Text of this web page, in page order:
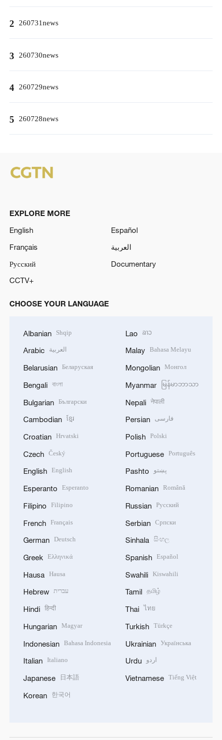
2 260731news
3 260730news
4 260729news
5 260728news
EXPLORE MORE
English
Español
Français
العربية
Русский
Documentary
CCTV+
CHOOSE YOUR LANGUAGE
Albanian Shqip
Arabic العربية
Belarusian Беларуская
Bengali বাংলা
Bulgarian Български
Cambodian ខ្មែរ
Croatian Hrvatski
Czech Český
English English
Esperanto Esperanto
Filipino Filipino
French Français
German Deutsch
Greek Ελληνικά
Hausa Hausa
Hebrew עברית
Hindi हिन्दी
Hungarian Magyar
Indonesian Bahasa Indonesia
Italian Italiano
Japanese 日本語
Korean 한국어
Lao ລາວ
Malay Bahasa Melayu
Mongolian Монгол
Myanmar မြန်မာဘာသာ
Nepali नेपाली
Persian فارسی
Polish Polski
Portuguese Português
Pashto پښتو
Romanian Română
Russian Русский
Serbian Српски
Sinhala සිංහල
Spanish Español
Swahili Kiswahili
Tamil தமிழ்
Thai ไทย
Turkish Türkçe
Ukrainian Українська
Urdu اردو
Vietnamese Tiếng Việt